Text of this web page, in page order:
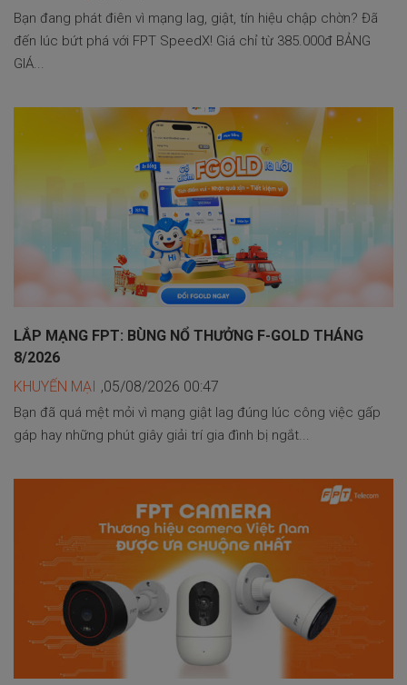
Bạn đang phát điên vì mạng lag, giật, tín hiệu chập chờn? Đã
đến lúc bứt phá với FPT SpeedX! Giá chỉ từ 385.000đ BẢNG
GIÁ...
LẮP MẠNG FPT: BÙNG NỔ THƯỞNG F-GOLD THÁNG
8/2026
KHUYẾN MẠI ,05/08/2026 00:47
Bạn đã quá mệt mỏi vì mạng giật lag đúng lúc công việc gấp
gáp hay những phút giây giải trí gia đình bị ngắt...